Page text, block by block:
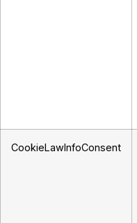
CookieLawInfoConsent